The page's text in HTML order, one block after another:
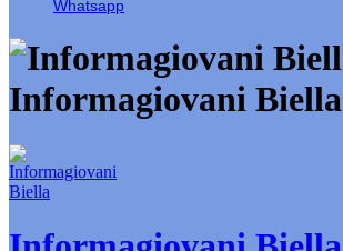
Whatsapp
Informagiovani Biella